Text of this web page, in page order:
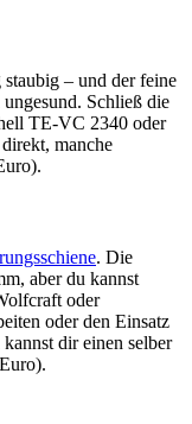
– und der feine
Schließ die
TE-VC 2340 oder
manche
. Die
aber du kannst
oder
oder den Einsatz
dir einen selber